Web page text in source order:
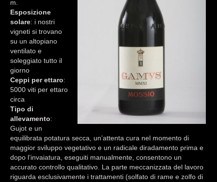
m.
Esposizione
solare: i nostri
vigneti si trovano
su un altopiano
ventilato e
soleggiato tutto il
giorno
Ceppi per ettaro:
5000 viti per ettaro
circa
Tipo di
allevamento:
Gujot e un
equilibrata potatura secca, un’attenta cura nel momento di
maggior sviluppo vegetativo e un radicale diradamento prima e
dopo l’invaiatura, eseguiti manualmente, consentono un
accurato controllo qualitativo. La parte meccanizzata del lavoro
riguarda esclusivamente i trattamenti (solfato di rame e zolfo di